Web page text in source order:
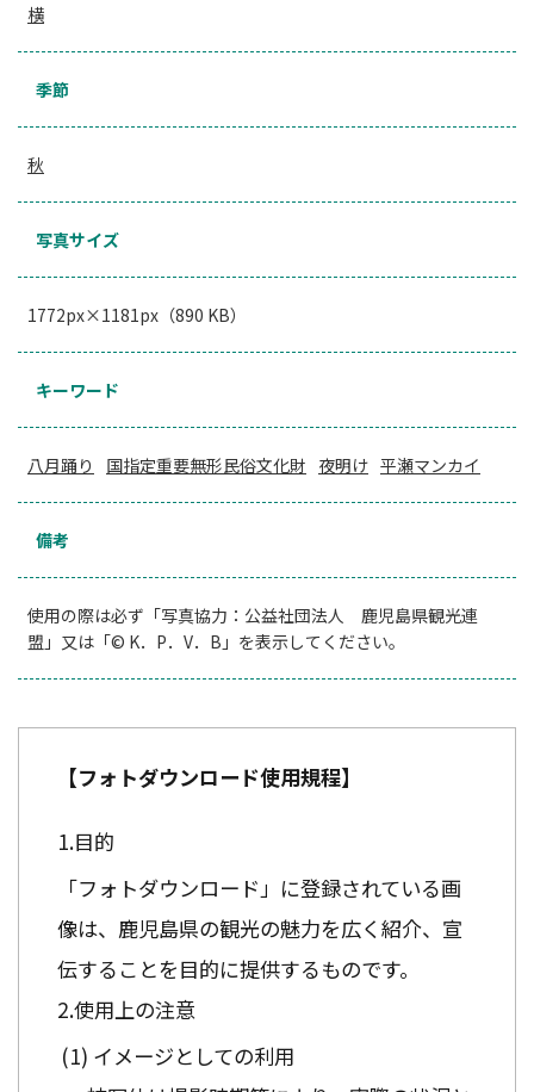
横
季節
秋
写真サイズ
1772px×1181px（890 KB）
キーワード
八月踊り 国指定重要無形民俗文化財 夜明け 平瀬マンカイ
備考
使用の際は必ず「写真協力：公益社団法人 鹿児島県観光連
盟」又は「© K．P．V．B」を表示してください。
【フォトダウンロード使用規程】
目的
「フォトダウンロード」に登録されている画
像は、鹿児島県の観光の魅力を広く紹介、宣
伝することを目的に提供するものです。
使用上の注意
イメージとしての利用